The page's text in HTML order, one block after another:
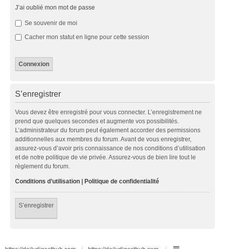
J’ai oublié mon mot de passe
Se souvenir de moi
Cacher mon statut en ligne pour cette session
S’enregistrer
Vous devez être enregistré pour vous connecter. L’enregistrement ne
prend que quelques secondes et augmente vos possibilités.
L’administrateur du forum peut également accorder des permissions
additionnelles aux membres du forum. Avant de vous enregistrer,
assurez-vous d’avoir pris connaissance de nos conditions d’utilisation
et de notre politique de vie privée. Assurez-vous de bien lire tout le
règlement du forum.
Conditions d’utilisation Politique de confidentialité
S’enregistrer